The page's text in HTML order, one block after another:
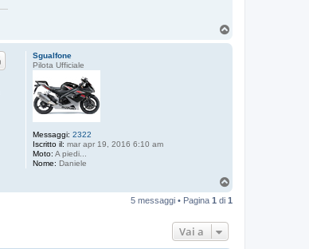
Sgualfone
Pilota Ufficiale
Messaggi: 2322
Iscritto il: mar apr 19, 2016 6:10 am
Moto: A piedi...
Nome: Daniele
p
5 messaggi • Pagina 1 di 1
Vai a